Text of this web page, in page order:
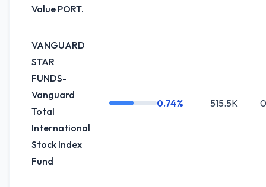
Value PORT.
VANGUARD
STAR
FUNDS-
Vanguard
Total
International
Stock Index
Fund
0.74% 515.5K